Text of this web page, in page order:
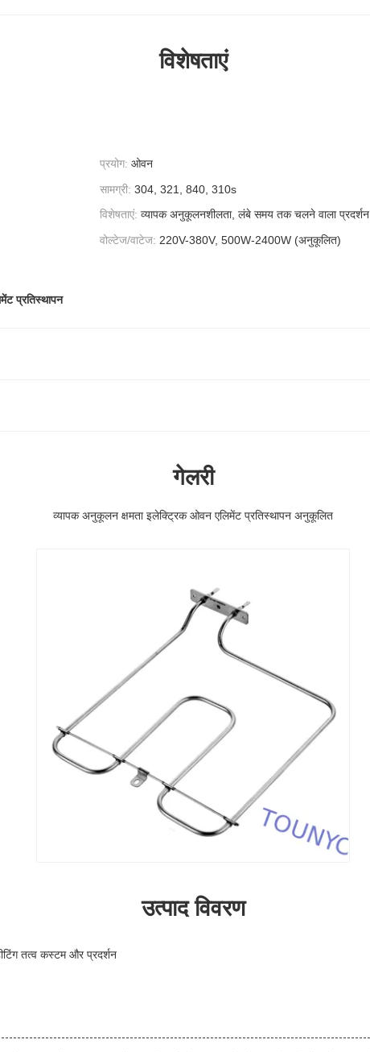
विशेषताएं
प्रयोग: ओवन
सामग्री: 304, 321, 840, 310s
विशेषताएं: व्यापक अनुकूलनशीलता, लंबे समय तक चलने वाला प्रदर्शन
वोल्टेज/वाटेज: 220V-380V, 500W-2400W (अनुकूलित)
प्रतिस्थापन
गेलरी
व्यापक अनुकूलन क्षमता इलेक्ट्रिक ओवन एलिमेंट प्रतिस्थापन अनुकूलित
उत्पाद विवरण
तत्व कस्टम और प्रदर्शन